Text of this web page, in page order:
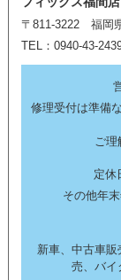
〒811-3222 福岡
TEL：0940-43-
修理受付は準備
ご理
定休
その他年
新車、中古車
売、バイ